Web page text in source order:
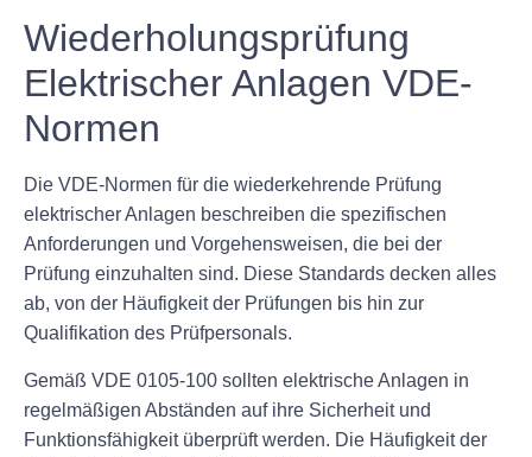
Wiederholungsprüfung
Elektrischer Anlagen VDE-
Normen
Die VDE-Normen für die wiederkehrende Prüfung
elektrischer Anlagen beschreiben die spezifischen
Anforderungen und Vorgehensweisen, die bei der
Prüfung einzuhalten sind. Diese Standards decken alles
ab, von der Häufigkeit der Prüfungen bis hin zur
Qualifikation des Prüfpersonals.
Gemäß VDE 0105-100 sollten elektrische Anlagen in
regelmäßigen Abständen auf ihre Sicherheit und
Funktionsfähigkeit überprüft werden. Die Häufigkeit der